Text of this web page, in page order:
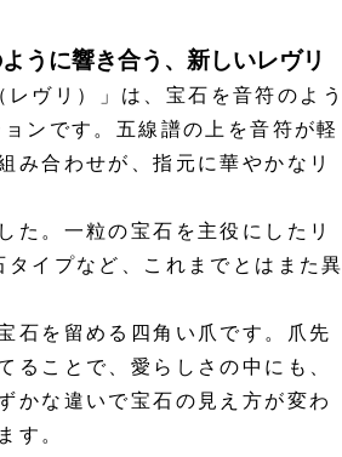
うに響き合う、新しいレヴリ
ヴリ）」は、宝石を音符のよう
ンです。五線譜の上を音符が軽
み合わせが、指元に華やかなリ
た。一粒の宝石を主役にしたリ
イプなど、これまでとはまた異
石を留める四角い爪です。爪先
ることで、愛らしさの中にも、
かな違いで宝石の見え方が変わ
す。